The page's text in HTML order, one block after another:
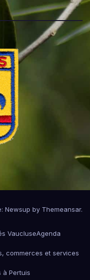
Newsup by Themeansar.
VaucluseAgenda
commerces et services
à Pertuis